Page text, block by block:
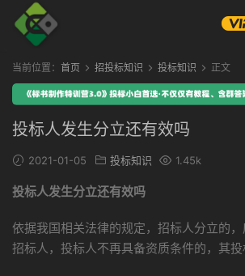
当前位置： 首页 招投标知识 投标知识 正文
投标人发生分立还有效吗
2021-01-05 投标知识 1.45k
投标人发生分立还有效吗
依据我国相关法律的规定，招标人分立的
招标人，投标人不再具备资质条件的，其投